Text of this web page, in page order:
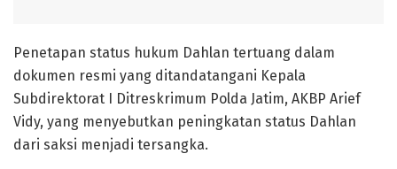
Penetapan status hukum Dahlan tertuang dalam
dokumen resmi yang ditandatangani Kepala
Subdirektorat I Ditreskrimum Polda Jatim, AKBP Arief
Vidy, yang menyebutkan peningkatan status Dahlan
dari saksi menjadi tersangka.